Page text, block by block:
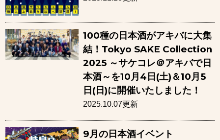
100種の日本酒がアキバに大集
結！Tokyo SAKE Collection
2025 ～サケコレ＠アキバで日
本酒～を10月4日(土)＆10月5
日(日)に開催いたしました！
2025.10.07更新
9月の日本酒イベント